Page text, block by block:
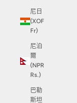
尼日
(XOF
Fr)
尼泊
爾
(NPR
Rs.)
巴勒
斯坦